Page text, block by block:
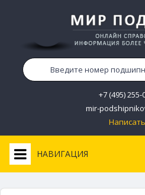
+7 (495) 255-
mir-
НАВИГАЦИЯ